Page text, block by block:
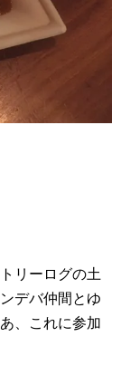
リーログの土
デバ仲間とゆ
、これに参加